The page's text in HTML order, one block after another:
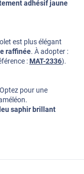
adhésif jaune
est plus élégant
raffinée. À adopter :
: MAT-2336).
pour une
saphir brillant